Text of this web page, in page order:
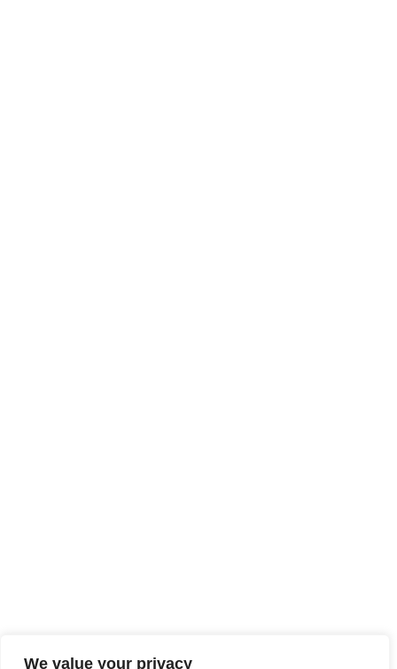
We value your privacy